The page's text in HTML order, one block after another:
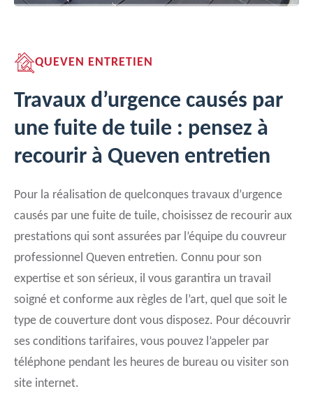
QUEVEN ENTRETIEN
Travaux d’urgence causés par
une fuite de tuile : pensez à
recourir à Queven entretien
Pour la réalisation de quelconques travaux d’urgence
causés par une fuite de tuile, choisissez de recourir aux
prestations qui sont assurées par l’équipe du couvreur
professionnel Queven entretien. Connu pour son
expertise et son sérieux, il vous garantira un travail
soigné et conforme aux règles de l’art, quel que soit le
type de couverture dont vous disposez. Pour découvrir
ses conditions tarifaires, vous pouvez l’appeler par
téléphone pendant les heures de bureau ou visiter son
site internet.